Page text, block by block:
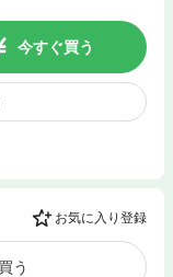
今すぐ買う
お気に入り登録
う